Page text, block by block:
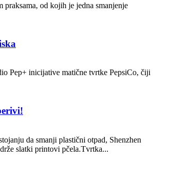
od kojih je jedna smanjenje
Pep+ inicijative matične tvrtke PepsiCo, čiji
da smanji plastični otpad, Shenzhen
slatki printovi pčela.Tvrtka...